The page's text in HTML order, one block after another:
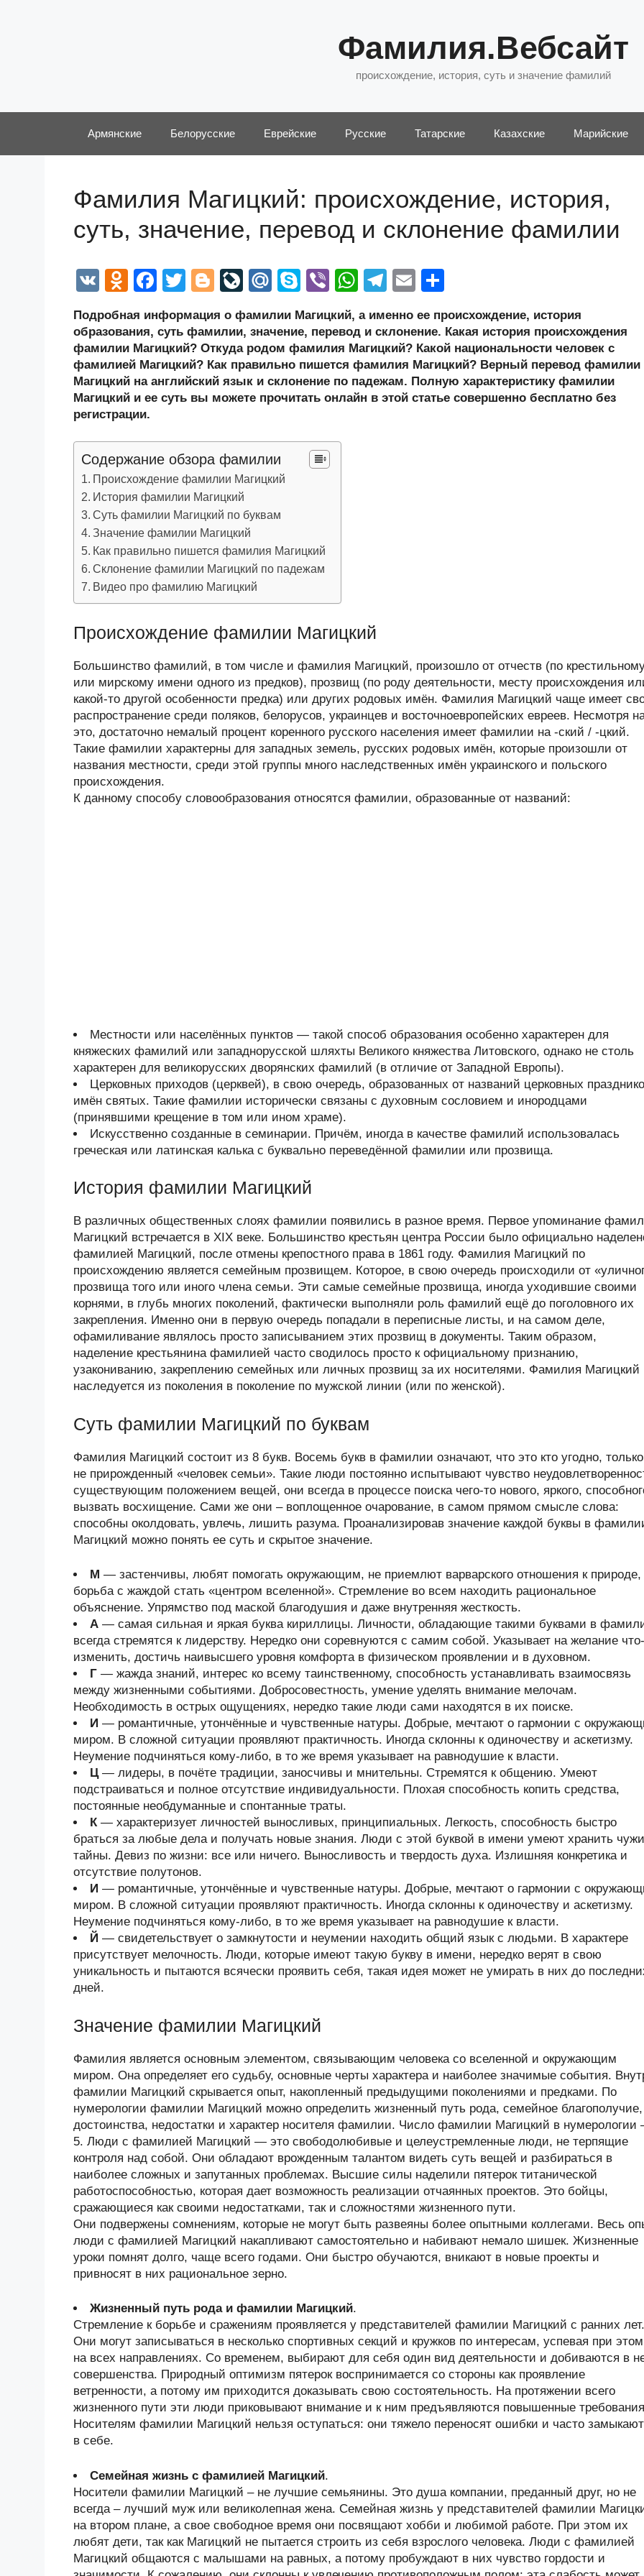
Фамилия.Вебсайт
происхождение, история, суть и значение фамилий
Армянские Белорусские Еврейские Русские Татарские Казахские Марийские
Фамилия Магицкий: происхождение, история,
суть, значение, перевод и склонение фамилии
V
O
n
o
kl
a
ss
ni
ki
F
c
e
b
o
k
T
tt
er
Bl
g
g
er
Li
e
J
o
ur
al
M
.R
u
S
p
e
Vi
er
W
at
s
A
p
T
e
gr
a
m
E
ail р
а
в
и
Подробная информация о фамилии Магицкий, а именно ее происхождение, история
образования, суть фамилии, значение, перевод и склонение. Какая история происхождения
фамилии Магицкий? Откуда родом фамилия Магицкий? Какой национальности человек с
фамилией Магицкий? Как правильно пишется фамилия Магицкий? Верный перевод фамилии
Магицкий на английский язык и склонение по падежам. Полную характеристику фамилии
Магицкий и ее суть вы можете прочитать онлайн в этой статье совершенно бесплатно без
регистрации.
Содержание обзора фамилии
Происхождение фамилии Магицкий
История фамилии Магицкий
Суть фамилии Магицкий по буквам
Значение фамилии Магицкий
Как правильно пишется фамилия Магицкий
Склонение фамилии Магицкий по падежам
Видео про фамилию Магицкий
Происхождение фамилии Магицкий
Большинство фамилий, в том числе и фамилия Магицкий, произошло от отчеств (по
или мирскому имени одного из предков), прозвищ (по роду деятельности, месту происхождения
какой-то другой особенности предка) или других родовых имён. Фамилия Магицкий чаще имеет
распространение среди поляков, белорусов, украинцев и восточноевропейских евреев. Несмотря
это, достаточно немалый процент коренного русского населения имеет фамилии на -ский / -цкий.
Такие фамилии характерны для западных земель, русских родовых имён, которые произошли от
названия местности, среди этой группы много наследственных имён украинского и польского
происхождения.
К данному способу словообразования относятся фамилии, образованные от названий:
Местности или населённых пунктов — такой способ образования особенно характерен для
княжеских фамилий или западнорусской шляхты Великого княжества Литовского, однако не столь
характерен для великорусских дворянских фамилий (в отличие от Западной Европы).
Церковных приходов (церквей), в свою очередь, образованных от названий церковных
имён святых. Такие фамилии исторически связаны с духовным сословием и инородцами
(принявшими крещение в том или ином храме).
Искусственно созданные в семинарии. Причём, иногда в качестве фамилий использовалась
греческая или латинская калька с буквально переведённой фамилии или прозвища.
История фамилии Магицкий
В различных общественных слоях фамилии появились в разное время. Первое упоминание
Магицкий встречается в XIX веке. Большинство крестьян центра России было официально
фамилией Магицкий, после отмены крепостного права в 1861 году. Фамилия Магицкий по
происхождению является семейным прозвищем. Которое, в свою очередь происходили от
прозвища того или иного члена семьи. Эти самые семейные прозвища, иногда уходившие своими
корнями, в глубь многих поколений, фактически выполняли роль фамилий ещё до поголовного их
закрепления. Именно они в первую очередь попадали в переписные листы, и на самом деле,
офамиливание являлось просто записыванием этих прозвищ в документы. Таким образом,
наделение крестьянина фамилией часто сводилось просто к официальному признанию,
узакониванию, закреплению семейных или личных прозвищ за их носителями. Фамилия Магицкий
наследуется из поколения в поколение по мужской линии (или по женской).
Суть фамилии Магицкий по буквам
Фамилия Магицкий состоит из 8 букв. Восемь букв в фамилии означают, что это кто угодно, только
не прирожденный «человек семьи». Такие люди постоянно испытывают чувство
существующим положением вещей, они всегда в процессе поиска чего-то нового, яркого,
вызвать восхищение. Сами же они – воплощенное очарование, в самом прямом смысле слова:
способны околдовать, увлечь, лишить разума. Проанализировав значение каждой буквы в
Магицкий можно понять ее суть и скрытое значение.
М — застенчивы, любят помогать окружающим, не приемлют варварского отношения к природе,
борьба с жаждой стать «центром вселенной». Стремление во всем находить рациональное
объяснение. Упрямство под маской благодушия и даже внутренняя жесткость.
А — самая сильная и яркая буква кириллицы. Личности, обладающие такими буквами в
всегда стремятся к лидерству. Нередко они соревнуются с самим собой. Указывает на желание
изменить, достичь наивысшего уровня комфорта в физическом проявлении и в духовном.
Г — жажда знаний, интерес ко всему таинственному, способность устанавливать взаимосвязь
между жизненными событиями. Добросовестность, умение уделять внимание мелочам.
Необходимость в острых ощущениях, нередко такие люди сами находятся в их поиске.
И — романтичные, утончённые и чувственные натуры. Добрые, мечтают о гармонии с
миром. В сложной ситуации проявляют практичность. Иногда склонны к одиночеству и аскетизму.
Неумение подчиняться кому-либо, в то же время указывает на равнодушие к власти.
Ц— лидеры, в почёте традиции, заносчивы и мнительны. Стремятся к общению. Умеют
подстраиваться и полное отсутствие индивидуальности. Плохая способность копить средства,
постоянные необдуманные и спонтанные траты.
К— характеризует личностей выносливых, принципиальных. Легкость, способность быстро
браться за любые дела и получать новые знания. Люди с этой буквой в имени умеют хранить
тайны. Девиз по жизни: все или ничего. Выносливость и твердость духа. Излишняя конкретика и
отсутствие полутонов.
И — романтичные, утончённые и чувственные натуры. Добрые, мечтают о гармонии с
миром. В сложной ситуации проявляют практичность. Иногда склонны к одиночеству и аскетизму.
Неумение подчиняться кому-либо, в то же время указывает на равнодушие к власти.
Й — свидетельствует о замкнутости и неумении находить общий язык с людьми. В характере
присутствует мелочность. Люди, которые имеют такую букву в имени, нередко верят в свою
уникальность и пытаются всячески проявить себя, такая идея может не умирать в них до
дней.
Значение фамилии Магицкий
Фамилия является основным элементом, связывающим человека со вселенной и окружающим
миром. Она определяет его судьбу, основные черты характера и наиболее значимые события.
фамилии Магицкий скрывается опыт, накопленный предыдущими поколениями и предками. По
нумерологии фамилии Магицкий можно определить жизненный путь рода, семейное благополучие,
достоинства, недостатки и характер носителя фамилии. Число фамилии Магицкий в
5. Люди с фамилией Магицкий — это свободолюбивые и целеустремленные люди, не терпящие
контроля над собой. Они обладают врожденным талантом видеть суть вещей и разбираться в
наиболее сложных и запутанных проблемах. Высшие силы наделили пятерок титанической
работоспособностью, которая дает возможность реализации отчаянных проектов. Это бойцы,
сражающиеся как своими недостатками, так и сложностями жизненного пути.
Они подвержены сомнениям, которые не могут быть развеяны более опытными коллегами. Весь
люди с фамилией Магицкий накапливают самостоятельно и набивают немало шишек. Жизненные
уроки помнят долго, чаще всего годами. Они быстро обучаются, вникают в новые проекты и
привносят в них рациональное зерно.
Жизненный путь рода и фамилии Магицкий.
Стремление к борьбе и сражениям проявляется у представителей фамилии Магицкий с ранних лет.
Они могут записываться в несколько спортивных секций и кружков по интересам, успевая при этом
на всех направлениях. Со временем, выбирают для себя один вид деятельности и добиваются в
совершенства. Природный оптимизм пятерок воспринимается со стороны как проявление
ветренности, а потому им приходится доказывать свою состоятельность. На протяжении всего
жизненного пути эти люди приковывают внимание и к ним предъявляются повышенные
Носителям фамилии Магицкий нельзя оступаться: они тяжело переносят ошибки и часто
в себе.
Семейная жизнь с фамилией Магицкий.
Носители фамилии Магицкий – не лучшие семьянины. Это душа компании, преданный друг, но не
всегда – лучший муж или великолепная жена. Семейная жизнь у представителей фамилии
на втором плане, а свое свободное время они посвящают хобби и любимой работе. При этом их
любят дети, так как Магицкий не пытается строить из себя взрослого человека. Люди с фамилией
Магицкий общаются с малышами на равных, а потому пробуждают в них чувство гордости и